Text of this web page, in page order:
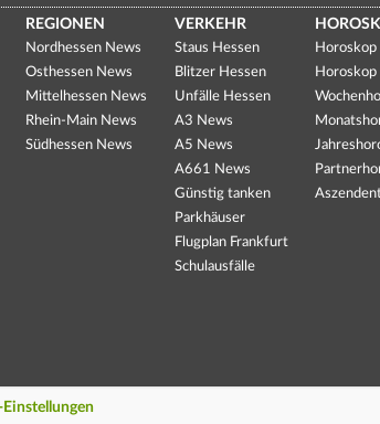
REGIONEN
Nordhessen News
Osthessen News
Mittelhessen News
Rhein-Main News
Südhessen News
VERKEHR
Staus Hessen
Blitzer Hessen
Unfälle Hessen
A3 News
A5 News
A661 News
Günstig tanken
Parkhäuser
Flugplan Frankfurt
Schulausfälle